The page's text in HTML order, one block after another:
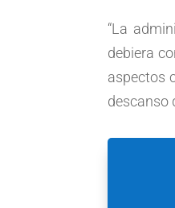
“La
debiera
aspectos
descanso